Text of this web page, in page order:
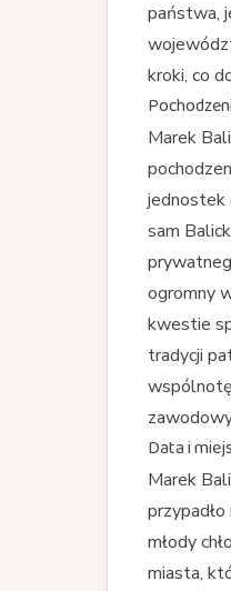
państwa,
kroki, co
Marek
jednostek
sam
ogromny
kwestie
tradycji
Data i
Marek
młody
miasta,